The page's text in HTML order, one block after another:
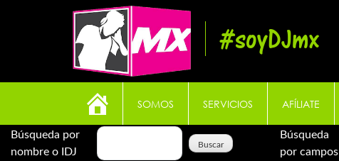
#soyDJmx
SOMOS SERVICIOS AFÍLIATE
Búsqueda por
nombre o IDJ
Búsqueda
por campos